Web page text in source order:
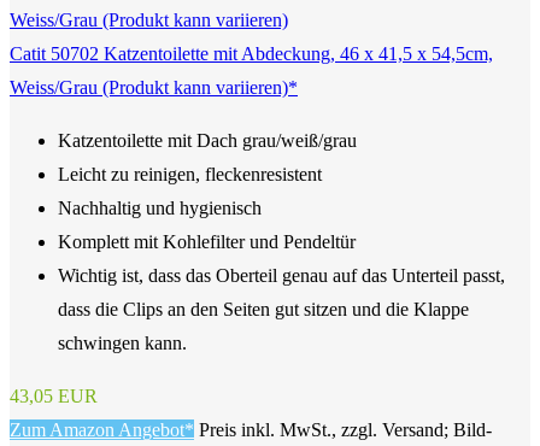
Catit 50702 Katzentoilette mit Abdeckung, 46 x 41,5 x 54,5cm,
Weiss/Grau (Produkt kann variieren)*
Katzentoilette mit Dach grau/weiß/grau
Leicht zu reinigen, fleckenresistent
Nachhaltig und hygienisch
Komplett mit Kohlefilter und Pendeltür
Wichtig ist, dass das Oberteil genau auf das Unterteil passt,
dass die Clips an den Seiten gut sitzen und die Klappe
schwingen kann.
43,05 EUR
Zum Amazon Angebot* Preis inkl. MwSt., zzgl. Versand; Bild-